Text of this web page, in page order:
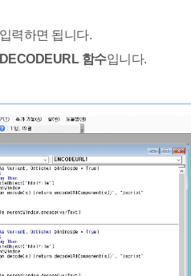
력하면 됩니다.
DECODEURL 함수입니다.